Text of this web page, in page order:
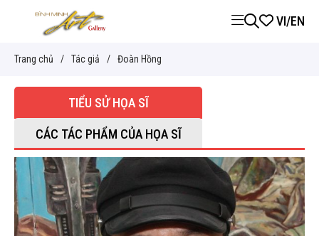
VI/EN
Trang chủ / Tác giả / Đoàn Hồng
TIỂU SỬ HỌA SĨ
CÁC TÁC PHẨM CỦA HỌA SĨ